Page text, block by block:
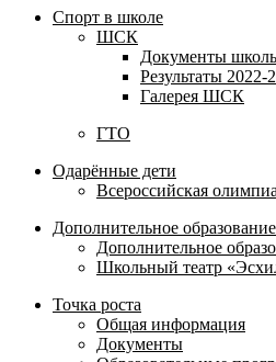
Спорт в школе
ШСК
Документы
Результаты 2022-
Галерея ШСК
ГТО
Одарённые дети
Всероссийская
Дополнительное образование
Дополнительное
Школьный театр
Точка роста
Общая информация
Документы